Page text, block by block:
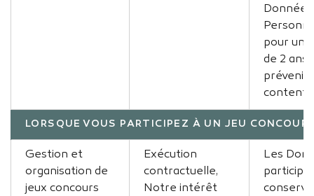
Données
pour
de 2 ans
prévenir
LORSQUE VOUS PARTICIPEZ À UN JEU
Gestion et
organisation de
jeux concours
Exécution
contractuelle,
Notre intérêt
Les